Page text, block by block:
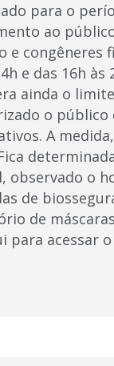
para o
ao
e
e das 16h
ainda o
o público
A
o
de
de
para acessar